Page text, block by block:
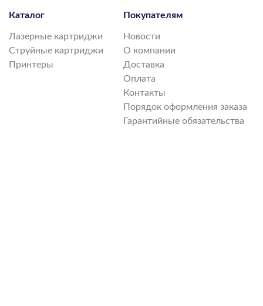
Каталог
Лазерные картриджи
Струйные картриджи
Принтеры
Покупателям
Новости
О компании
Доставка
Оплата
Контакты
Порядок оформления заказа
Гарантийные обязательства